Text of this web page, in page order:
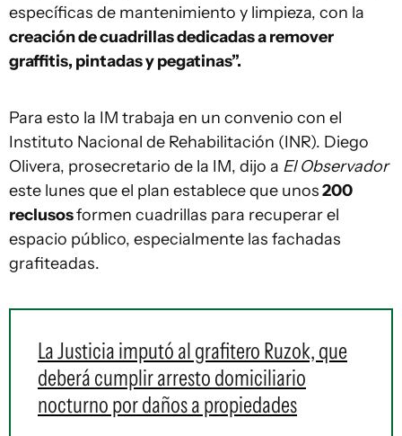
específicas de mantenimiento y limpieza, con la
creación de cuadrillas dedicadas a remover
graffitis, pintadas y pegatinas”.
Para esto la IM trabaja en un convenio con el
Instituto Nacional de Rehabilitación (INR). Diego
Olivera, prosecretario de la IM, dijo a El Observador
este lunes que el plan establece que unos200
reclusosformen cuadrillas para recuperar el
espacio público, especialmente las fachadas
grafiteadas.
La Justicia imputó al grafitero Ruzok, que
deberá cumplir arresto domiciliario
nocturno por daños a propiedades